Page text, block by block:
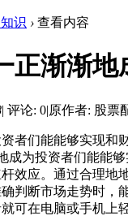
识 › 查看内容
正渐渐
| 评论: 0|原作者: 股票
者们能能够实现和
成为投资者们能能
效应。通过合理
判断市场走势时，
可在电脑或手机